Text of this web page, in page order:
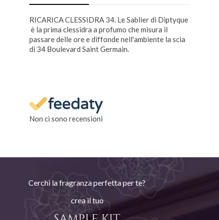
RICARICA CLESSIDRA 34. Le Sablier di Diptyque
è la prima clessidra a profumo che misura il
passare delle ore e diffonde nell'ambiente la scia
di 34 Boulevard Saint Germain.
Non ci sono recensioni
Cerchi la fragranza perfetta per te?
crea il tuo